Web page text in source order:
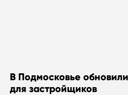
В Подмосковье
для застройщиков